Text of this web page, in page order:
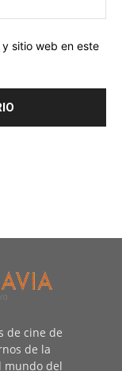
sitio web en este
de cine de
de la
mundo del